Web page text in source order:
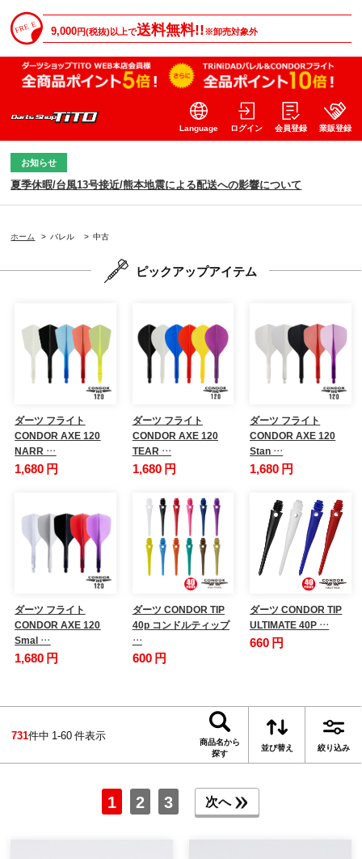
9,000円(税抜)以上で送料無料!!※卸売対象外
Language ログイン 会員登録 業販登録
お知らせ
夏季休暇/台風13号接近/熊本地震による配送への影響について
ホーム > バレル > 中古
ピックアップアイテム
ダーツ フライト
CONDOR AXE 120
NARR …
1,680 円
ダーツ フライト
CONDOR AXE 120
TEAR …
1,680 円
ダーツ フライト
CONDOR AXE 120
Stan …
1,680 円
ダーツ フライト
CONDOR AXE 120
Smal …
1,680 円
ダーツ CONDOR TIP
40p コンドルティップ
…
600 円
ダーツ CONDOR TIP
ULTIMATE 40P …
660 円
731件中 1-60 件表示
商品名から
探す
並び替え 絞り込み
1 2 3 次へ